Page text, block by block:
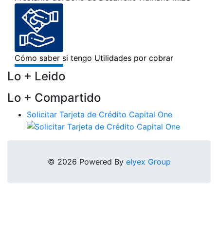
Lo + Leido
Lo + Compartido
Solicitar Tarjeta de Crédito Capital One
© 2026 Powered By elyex Group